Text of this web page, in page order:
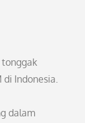
Indonesia.
dalam